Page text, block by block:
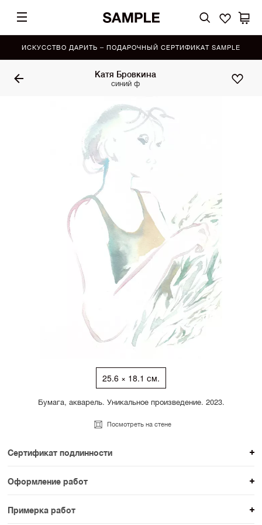
ИСКУССТВО ДАРИТЬ – ПОДАРОЧНЫЙ СЕРТИФИКАТ SAMPLE
Катя Бровкина
синий ф
25.6 × 18.1 см.
Бумага, акварель. Уникальное произведение. 2023.
Посмотреть на стене
Сертификат подлинности
К каждому авторскому произведению мы
прикладываем сертификат подлинности. Для товаров
раздела SAMPLE СЕРИЯ сертификаты не
Оформление работ
При покупке произведения вы можете выбрать и
оплатить вариант оформления. На сайте доступен
Примерка работ